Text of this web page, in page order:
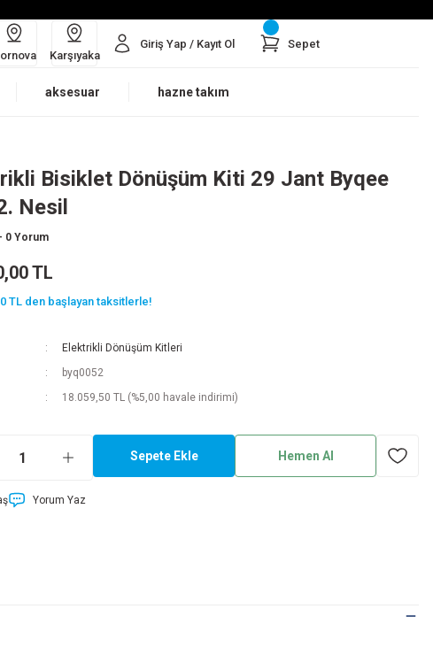
Karşıyaka
Giriş Yap / Kayıt Ol Sepet
aksesuar hazne takım
Bisiklet Dönüşüm Kiti 29 Jant Byqee
Nesil
0 Yorum
TL
TL den başlayan taksitlerle!
Elektrikli Dönüşüm Kitleri
byq0052
18.059,50 TL (%5,00 havale indirimi)
Sepete Ekle Hemen Al
Yorum Yaz